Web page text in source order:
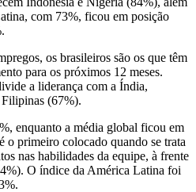
com 73%, ficou em posição
os brasileiros são os que têm
para os próximos 12 meses.
a liderança com a Índia,
(67%).
enquanto a média global ficou em
o primeiro colocado quando se trata
nas habilidades da equipe, à frente
O índice da América Latina foi